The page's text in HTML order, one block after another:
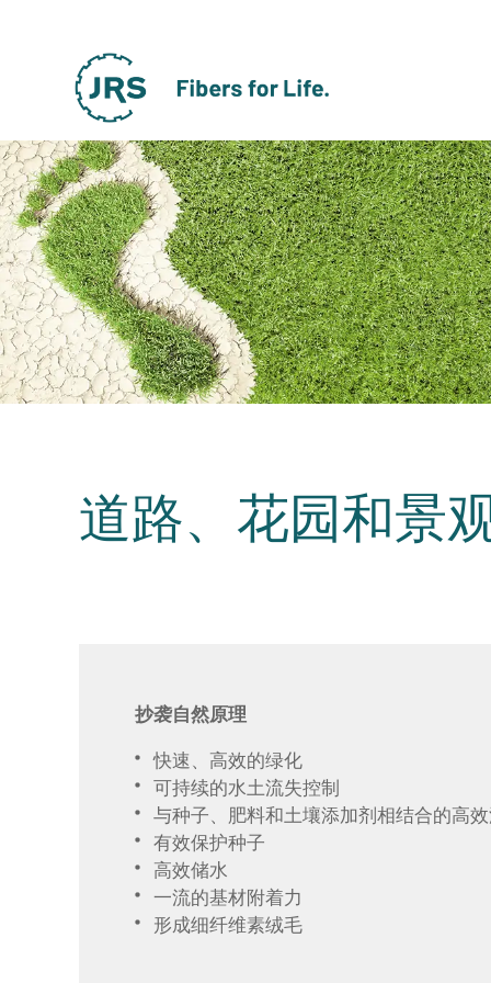
道路、花园和景
抄袭自然原理
快速、高效的绿化
可持续的水土流失控制
与种子、肥料和土壤添加剂相结合的高
有效保护种子
高效储水
一流的基材附着力
形成细纤维素绒毛